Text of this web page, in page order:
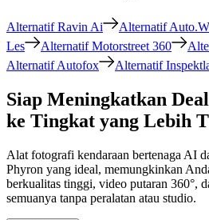
Alternatif Ravin Ai Alternatif
Les
Alternatif Motorstreet 360
Alternatif Autofox
Alternatif
Siap Meningkatkan
ke Tingkat yang Lebih
Alat fotografi kendaraan bertenaga AI
Phyron yang ideal, memungkinkan
berkualitas tinggi, video putaran 360°,
semuanya tanpa peralatan atau studio.